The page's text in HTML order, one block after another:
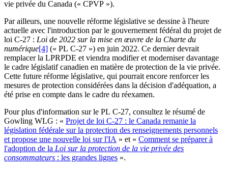
vie privée du Canada (« CPVP »).
Par ailleurs, une nouvelle réforme législative se dessine à l'heure
actuelle avec l'introduction par le gouvernement fédéral du projet de
loi C-27 : Loi de 2022 sur la mise en œuvre de la Charte du
numérique[4] (« PL C-27 ») en juin 2022. Ce dernier devrait
remplacer la LPRPDE et viendra modifier et moderniser davantage
le cadre législatif canadien en matière de protection de la vie privée.
Cette future réforme législative, qui pourrait encore renforcer les
mesures de protection considérées dans la décision d'adéquation, a
été prise en compte dans le cadre du réexamen.
Pour plus d'information sur le PL C-27, consultez le résumé de
Gowling WLG : « Projet de loi C-27 : le Canada remanie la
législation fédérale sur la protection des renseignements personnels
et propose une nouvelle loi sur l'IA » et « Comment se préparer à
l'adoption de la Loi sur la protection de la vie privée des
consommateurs : les grandes lignes ».